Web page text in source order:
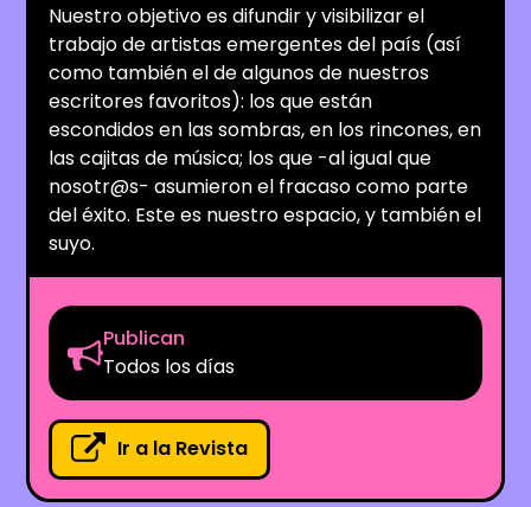
Nuestro objetivo es difundir y visibilizar el
trabajo de artistas emergentes del país (así
como también el de algunos de nuestros
escritores favoritos): los que están
escondidos en las sombras, en los rincones, en
las cajitas de música; los que -al igual que
nosotr@s- asumieron el fracaso como parte
del éxito. Este es nuestro espacio, y también el
suyo.
Publican
Todos los días
Ir a la Revista